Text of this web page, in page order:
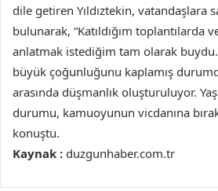
dile getiren Yıldıztekin, vatandaşlara
bulunarak, “Katıldığım toplantılarda
anlatmak istediğim tam olarak
büyük çoğunluğunu kaplamış
arasında düşmanlık oluşturuluyor.
durumu, kamuoyunun vicdanına
konuştu.
Kaynak : duzgunhaber.com.tr